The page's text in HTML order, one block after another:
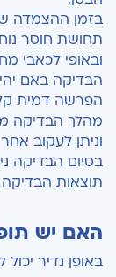
בזמן ההצמדה
תחושת חוסר
ובאופי לכאבי
הבדיקה באם
הפרשה דמית
מהלך הבדיקה
וניתן לעקוב
בסיום הבדיקה
תוצאות
האם יש